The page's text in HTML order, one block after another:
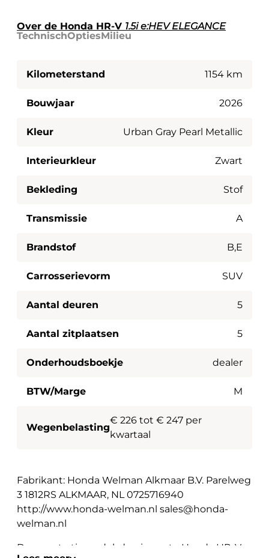
Over de Honda HR-V 1.5i e:HEV ELEGANCE
TechnischOptiesMilieu
Kilometerstand 1154 km
Bouwjaar 2026
Kleur Urban Gray Pearl Metallic
Interieurkleur Zwart
Bekleding Stof
Transmissie A
Brandstof B,E
Carrosserievorm SUV
Aantal deuren 5
Aantal zitplaatsen 5
Onderhoudsboekje dealer
BTW/Marge M
Wegenbelasting
€ 226 tot € 247 per
kwartaal
Fabrikant: Honda Welman Alkmaar B.V. Parelweg
3 1812RS ALKMAAR, NL 0725716940
http://www.honda-welman.nl sales@honda-
welman.nl
Demonstratiemodel: de nieuwste Honda HR-V